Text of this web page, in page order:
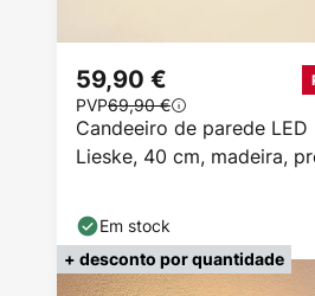
Candeeiro de parede LED
Lieske, 40 cm, madeira,
59,90 €
PVP69,90 €
Em stock
+ desconto por quantidade